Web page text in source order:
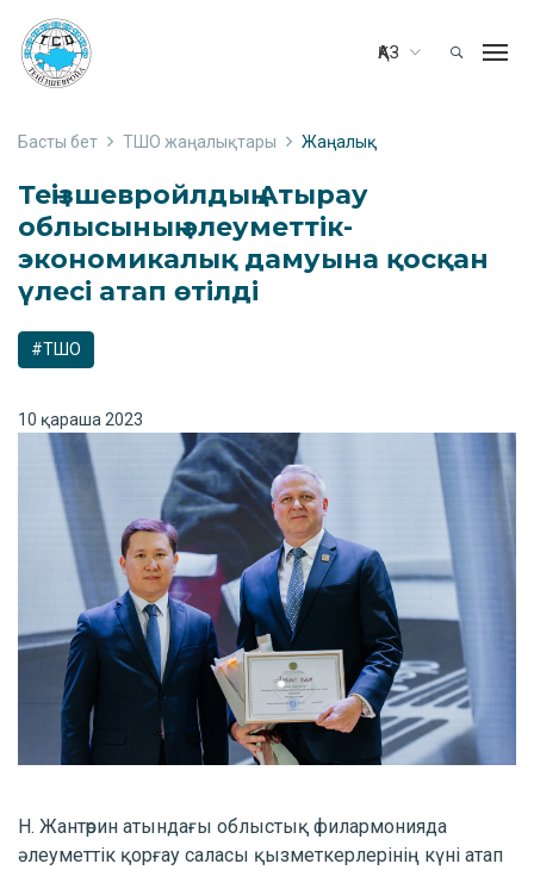
ҚАЗ
Басты бет ТШО жаңалықтары Жаңалық
Теңізшевройлдың Атырау
облысының әлеуметтік-
экономикалық дамуына қосқан
үлесі атап өтілді
#ТШО
10 қараша 2023
Н. Жантөрин атындағы облыстық филармонияда
әлеуметтік қорғау саласы қызметкерлерінің күні атап